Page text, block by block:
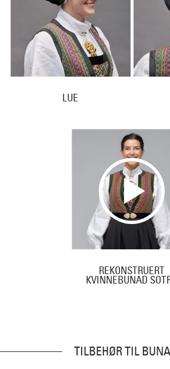
LUE
REKONSTRUERT
KVINNEBUNAD
TILBEHØR TIL